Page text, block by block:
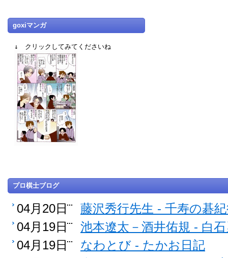
goxiマンガ
↓ クリックしてみてくださいね
プロ棋士ブログ
04月20日
藤沢秀行先生 - 千寿の碁
04月19日
池本遼太－酒井佑規 - 白
04月19日
なわとび - たかお日記